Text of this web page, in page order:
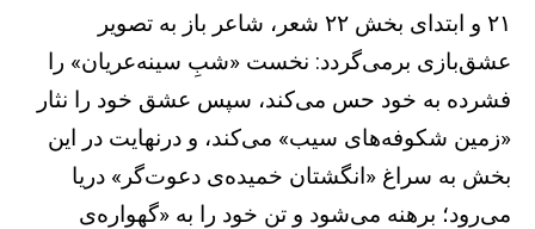
۲۱ و ابتدای بخش ۲۲ شعر، شاعر باز به تصویر
عشق‌بازی برمی‌گردد: نخست «شبِ سینه‌عریان» را
فشرده به خود حس می‌کند، سپس عشق خود را نثار
«زمین شکوفه‌های سیب» می‌کند، و درنهایت در این
بخش به سراغ «انگشتان خمیده‌ی دعوت‌گر» دریا
می‌رود؛ برهنه می‌شود و تن خود را به «گهواره‌ی